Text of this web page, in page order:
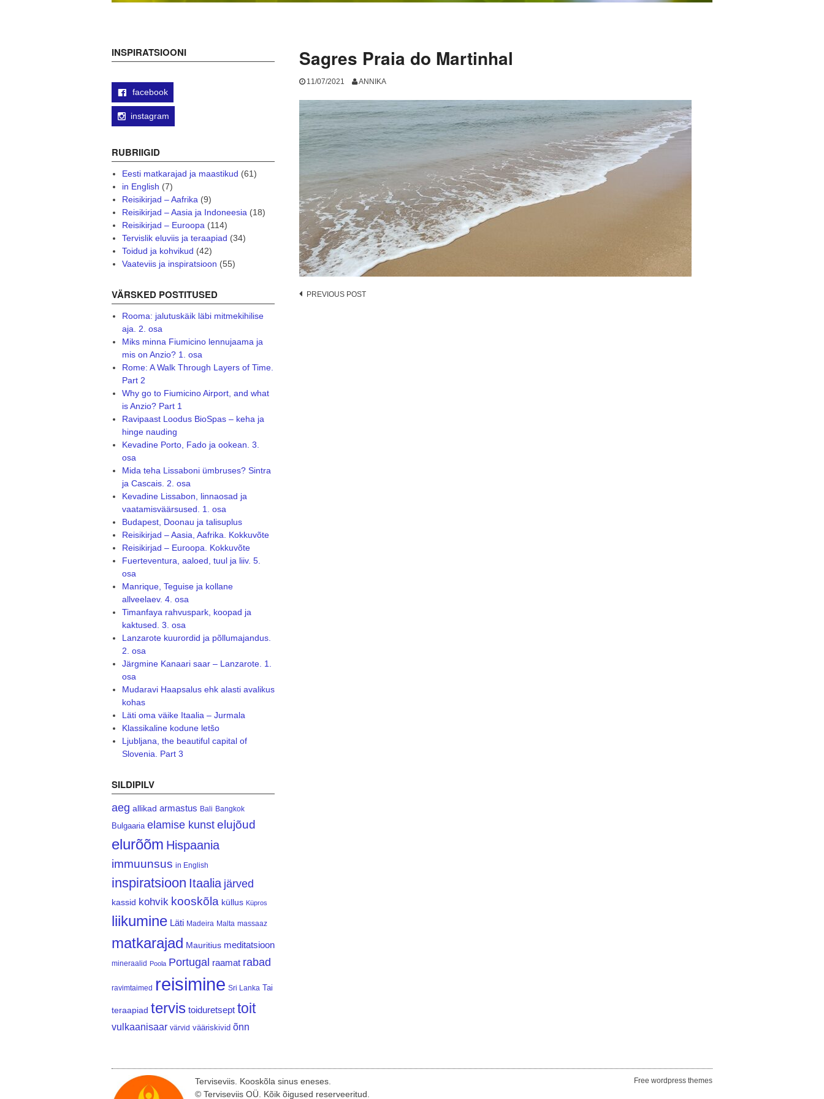
Sagres Praia do Martinhal
11/07/2021 ANNIKA
Post
PREVIOUS POST
INSPIRATSIOONI
facebook
instagram
RUBRIIGID
Eesti matkarajad ja maastikud (61)
in English (7)
Reisikirjad – Aafrika(9)
Reisikirjad – Aasia ja Indoneesia(18)
Reisikirjad – Euroopa(114)
Tervislik eluviis ja teraapiad (34)
Toidud ja kohvikud (42)
Vaateviis ja inspiratsioon (55)
VÄRSKED POSTITUSED
Rooma: jalutuskäik läbi mitmekihilise
aja. 2. osa
Miks minna Fiumicino lennujaama ja
mis on Anzio? 1. osa
Rome: A Walk Through Layers of Time.
Part 2
Why go to Fiumicino Airport, and what
is Anzio? Part 1
Ravipaast Loodus BioSpas – keha ja
hinge nauding
Kevadine Porto, Fado ja ookean. 3.
osa
Mida teha Lissaboni ümbruses? Sintra
ja Cascais. 2. osa
Kevadine Lissabon, linnaosad ja
vaatamisväärsused. 1. osa
Budapest, Doonau ja talisuplus
Reisikirjad – Aasia, Aafrika. Kokkuvõte
Reisikirjad – Euroopa. Kokkuvõte
Fuerteventura, aaloed, tuul ja liiv. 5.
osa
Manrique, Teguise ja kollane
allveelaev. 4. osa
Timanfaya rahvuspark, koopad ja
kaktused. 3. osa
Lanzarote kuurordid ja põllumajandus.
2. osa
Järgmine Kanaari saar – Lanzarote. 1.
osa
Mudaravi Haapsalus ehk alasti avalikus
kohas
Läti oma väike Itaalia – Jurmala
Klassikaline kodune letšo
Ljubljana, the beautiful capital of
Slovenia. Part 3
SILDIPILV
aeg allikad armastus Bali Bangkok
Bulgaaria elamise kunst elujõud
elurõõm Hispaania
immuunsus in English
inspiratsioon Itaalia järved
kassid kohvik kooskõla küllus Küpros
liikumine Läti Madeira Malta massaaz
matkarajad Mauritius meditatsioon
mineraalid Poola Portugal raamat rabad
ravimtaimed reisimine Sri Lanka Tai
teraapiad tervis toiduretsept toit
vulkaanisaar värvid vääriskivid õnn
Terviseviis. Kooskõla sinus eneses.
© Terviseviis OÜ. Kõik õigused reserveeritud.
Free wordpress themes